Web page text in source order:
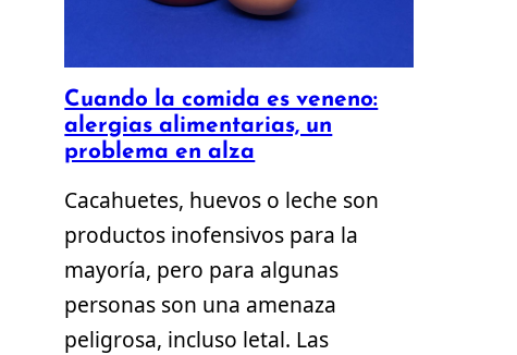
Cuando la comida es veneno:
alergias alimentarias, un
problema en alza
Cacahuetes, huevos o leche son
productos inofensivos para la
mayoría, pero para algunas
personas son una amenaza
peligrosa, incluso letal. Las